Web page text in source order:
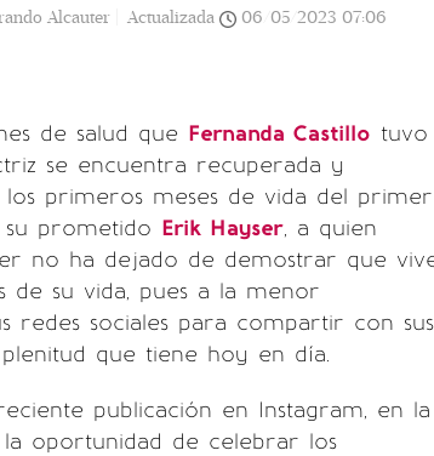
Alcauter | Actualizada 06/05/2023 07:06
de salud que Fernanda Castillo tuvo
se encuentra recuperada y
primeros meses de vida del primer
prometido Erik Hayser, a quien
no ha dejado de demostrar que
de su vida, pues a la menor
redes sociales para compartir con sus
que tiene hoy en día.
publicación en Instagram, en la
oportunidad de celebrar los